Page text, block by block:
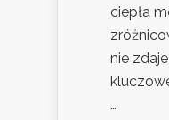
ciepła
nie
…